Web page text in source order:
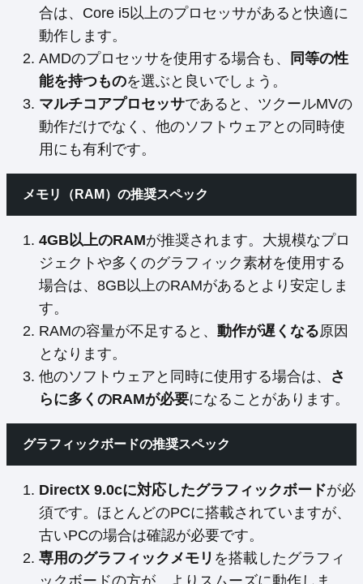
合は、Core i5以上のプロセッサがあると快適に
動作します。
AMDのプロセッサを使用する場合も、
同等の性
能を持つものを選ぶと良いでしょう。
マルチコアプロセッサであると、ツクールMVの
動作だけでなく、他のソフトウェアとの同時使
用にも有利です。
メモリ（RAM）の推奨スペック
4GB以上のRAMが推奨されます。大規模なプロ
ジェクトや多くのグラフィック素材を使用する
場合は、8GB以上のRAMがあるとより安定しま
す。
RAMの容量が不足すると、 動作が遅くなる原因
となります。
他のソフトウェアと同時に使用する場合は、 さ
らに多くのRAMが必要になることがあります。
グラフィックボードの推奨スペック
DirectX 9.0cに対応したグラフィックボードが必
須です。ほとんどのPCに搭載されていますが、
古いPCの場合は確認が必要です。
専用のグラフィックメモリ を搭載したグラフィ
ックボードの方が、よりスムーズに動作しま